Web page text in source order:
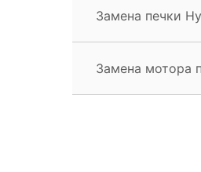
Замена печки
Замена мотора